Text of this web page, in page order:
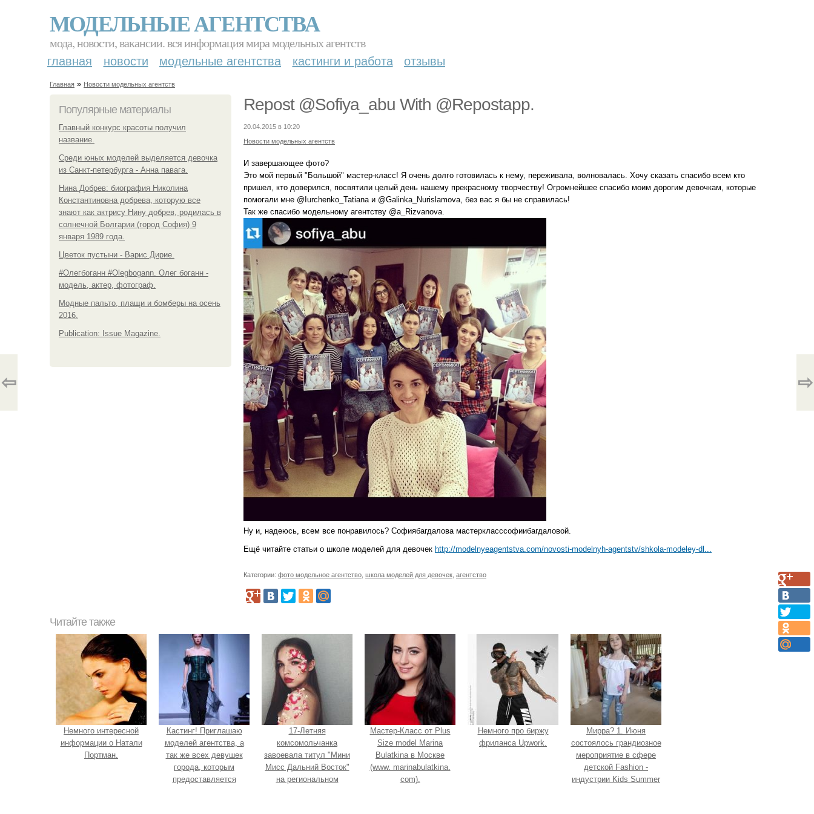
МОДЕЛЬНЫЕ АГЕНТСТВА
мода, новости, вакансии. вся информация мира модельных агентств
главная новости модельные агентства кастинги и работа отзывы
Главная » Новости модельных агентств
Популярные материалы
Главный конкурс красоты получил
название.
Среди юных моделей выделяется девочка
из Санкт-петербурга - Анна павага.
Нина Добрев: биография Николина
Константиновна добрева, которую все
знают как актрису Нину добрев, родилась в
солнечной Болгарии (город София) 9
января 1989 года.
Цветок пустыни - Варис Дирие.
#Олегбоганн #Olegbogann. Олег боганн -
модель, актер, фотограф.
Модные пальто, плащи и бомберы на осень
2016.
Publication: Issue Magazine.
Repost @Sofiya_abu With @Repostapp.
20.04.2015 в 10:20
Новости модельных агентств
И завершающее фото?
Это мой первый "Большой" мастер-класс! Я очень долго готовилась к нему, переживала, волновалась. Хочу сказать спасибо всем кто
пришел, кто доверился, посвятили целый день нашему прекрасному творчеству! Огромнейшее спасибо моим дорогим девочкам, которые
помогали мне @Iurchenko_Tatiana и @Galinka_Nurislamova, без вас я бы не справилась!
Так же спасибо модельному агентству @a_Rizvanova.
Ну и, надеюсь, всем все понравилось? Софиябагдалова мастеркласссофиибагдаловой.
Ещё читайте статьи о школе моделей для девочек http://modelnyeagentstva.com/novosti-modelnyh-agentstv/shkola-modeley-dl...
Категории: фото модельное агентство школа моделей для девочек агентство
⇦ ⇨
Читайте также
Немного интересной
информации о Натали
Портман.
Кастинг! Приглашаю
моделей агентства, а
так же всех девушек
города, которым
предоставляется
17-Летняя
комсомольчанка
завоевала титул "Мини
Мисс Дальний Восток"
на региональном
Мастер-Класс от Plus
Size model Marina
Bulatkina в Москве
(www. marinabulatkina.
com).
Немного про биржу
фриланса Upwork.
Мирра? 1. Июня
состоялось грандиозное
мероприятие в сфере
детской Fashion -
индустрии Kids Summer